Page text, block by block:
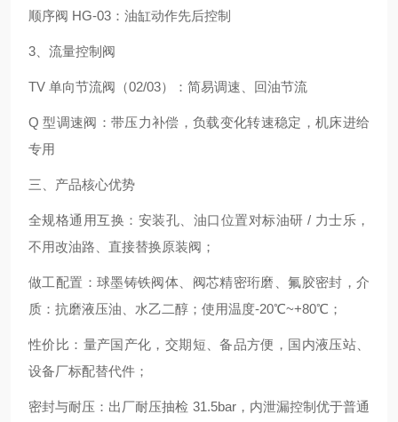
顺序阀 HG‑03：油缸动作先后控制
3、流量控制阀
TV 单向节流阀（02/03）：简易调速、回油节流
Q 型调速阀：带压力补偿，负载变化转速稳定，机床进给
专用
三、产品核心优势
全规格通用互换：安装孔、油口位置对标油研 / 力士乐，
不用改油路、直接替换原装阀；
做工配置：球墨铸铁阀体、阀芯精密珩磨、氟胶密封，介
质：抗磨液压油、水乙二醇；使用温度‑20℃~+80℃；
性价比：量产国产化，交期短、备品方便，国内液压站、
设备厂标配替代件；
密封与耐压：出厂耐压抽检 31.5bar，内泄漏控制优于普通